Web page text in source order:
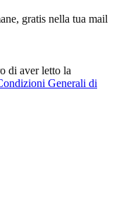
gratis nella tua mail
di aver letto la
Generali di